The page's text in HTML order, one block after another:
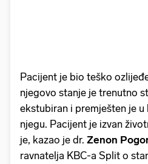
Pacijent je bio teško
njegovo stanje je trenutno
ekstubiran i premješten je u
njegu. Pacijent je izvan
je, kazao je dr. Zenon
ravnatelja KBC-a Split o